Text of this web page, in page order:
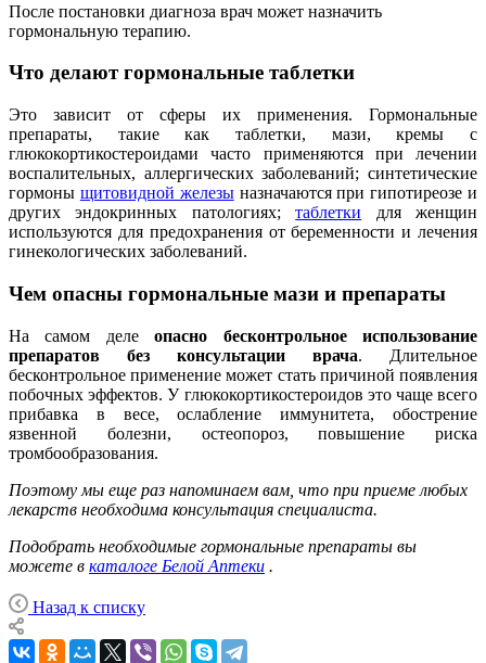
После постановки диагноза врач может назначить
гормональную терапию.
Что делают гормональные таблетки
Это зависит от сферы их применения. Гормональные
препараты, такие как таблетки, мази, кремы с
глюкокортикостероидами часто применяются при лечении
воспалительных, аллергических заболеваний; синтетические
гормоны щитовидной железыназначаются при гипотиреозе и
других эндокринных патологиях;таблетки для женщин
используются для предохранения от беременности и лечения
гинекологических заболеваний.
Чем опасны гормональные мази и препараты
На самом делеопасно бесконтрольное использование
препаратов без консультации врача. Длительное
бесконтрольное применение может стать причиной появления
побочных эффектов. У глюкокортикостероидов это чаще всего
прибавка в весе, ослабление иммунитета, обострение
язвенной болезни, остеопороз, повышение риска
тромбообразования.
Поэтому мы еще раз напоминаем вам, что при приеме любых
лекарств необходима консультация специалиста.
Подобрать необходимые гормональные препараты вы
можете в каталоге Белой Аптеки .
Назад к списку